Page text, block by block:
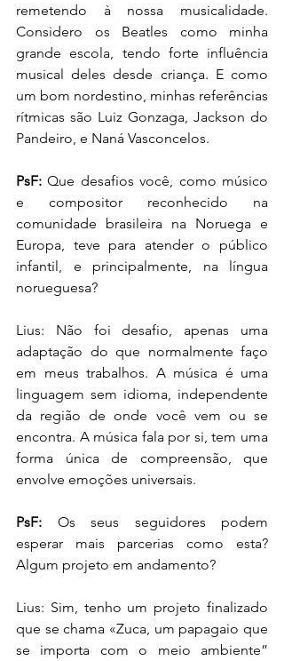
remetendo à nossa musicalidade.
Considero os Beatles como minha
grande escola, tendo forte influência
musical deles desde criança. E como
um bom nordestino, minhas referências
rítmicas são Luiz Gonzaga, Jackson do
Pandeiro, e Naná Vasconcelos.
PsF: Que desafios você, como músico
e compositor reconhecido na
comunidade brasileira na Noruega e
Europa, teve para atender o público
infantil, e principalmente, na língua
norueguesa?
Lius: Não foi desafio, apenas uma
adaptação do que normalmente faço
em meus trabalhos. A música é uma
linguagem sem idioma, independente
da região de onde você vem ou se
encontra. A música fala por si, tem uma
forma única de compreensão, que
envolve emoções universais.
PsF: Os seus seguidores podem
esperar mais parcerias como esta?
Algum projeto em andamento?
Lius: Sim, tenho um projeto finalizado
que se chama «Zuca, um papagaio que
se importa com o meio ambiente”